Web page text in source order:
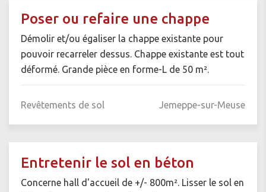
Poser ou refaire une chappe
Démolir et/ou égaliser la chappe existante pour
pouvoir recarreler dessus. Chappe existante est tout
déformé. Grande pièce en forme-L de 50 m².
Revêtements de sol Jemeppe-sur-Meuse
Entretenir le sol en béton
Concerne hall d'accueil de +/- 800m². Lisser le sol en